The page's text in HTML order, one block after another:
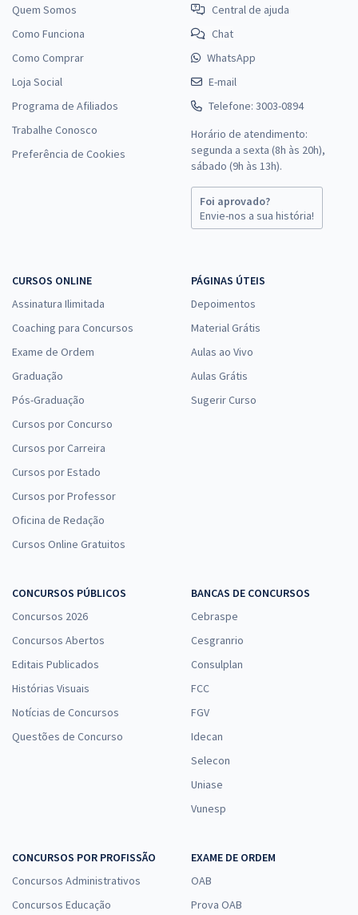
Quem Somos
Como Funciona
Como Comprar
Loja Social
Programa de Afiliados
Trabalhe Conosco
Preferência de Cookies
Central de ajuda
Chat
WhatsApp
E-mail
Telefone: 3003-0894
Horário de atendimento:
segunda a sexta (8h às 20h),
sábado (9h às 13h).
Foi aprovado?
Envie-nos a sua história!
CURSOS ONLINE
Assinatura Ilimitada
Coaching para Concursos
Exame de Ordem
Graduação
Pós-Graduação
Cursos por Concurso
Cursos por Carreira
Cursos por Estado
Cursos por Professor
Oficina de Redação
Cursos Online Gratuitos
PÁGINAS ÚTEIS
Depoimentos
Material Grátis
Aulas ao Vivo
Aulas Grátis
Sugerir Curso
CONCURSOS PÚBLICOS
Concursos 2026
Concursos Abertos
Editais Publicados
Histórias Visuais
Notícias de Concursos
Questões de Concurso
BANCAS DE CONCURSOS
Cebraspe
Cesgranrio
Consulplan
FCC
FGV
Idecan
Selecon
Uniase
Vunesp
CONCURSOS POR PROFISSÃO
Concursos Administrativos
Concursos Educação
EXAME DE ORDEM
OAB
Prova OAB